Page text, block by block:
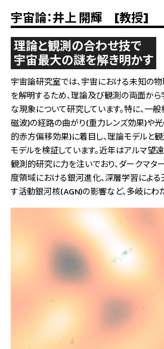
宇宙論：井上 開輝 [教授]
理論と観測の合わせ技で
宇宙最大の謎を解き明かす
宇宙論研究室では、宇宙における未知の
を解明するため、理論及び観測の両面か
な現象について研究しています。特に、一
磁波)の経路の曲がり(重力レンズ効果)や
的赤方偏移効果)に着目し、理論モデルと
モデルを検証しています。近年はアルマ望
観測的研究に力を注いでおり、ダークマタ
度領域における銀河進化、深層学習によ
す活動銀河核(AGN)の影響など、多岐にわ